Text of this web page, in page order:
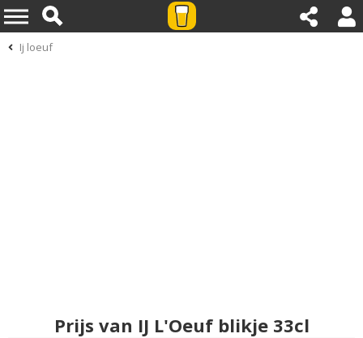
Ij loeuf
Prijs van IJ L'Oeuf blikje 33cl